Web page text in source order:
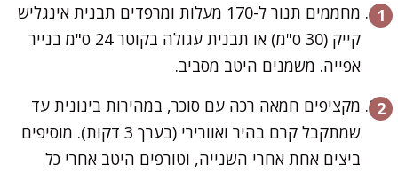
מחממים תנור ל-170 מעלות ומרפדים תבנית אינגליש
קייק (30 ס"מ) או תבנית עגולה בקוטר 24 ס"מ בנייר
אפייה. משמנים היטב מסביב.
מקציפים חמאה רכה עם סוכר, במהירות בינונית עד
שמתקבל קרם בהיר ואוורירי (בערך 3 דקות). מוסיפים
ביצים אחת אחרי השנייה, וטורפים היטב אחרי כל